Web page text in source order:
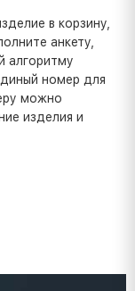
в корзину,
анкету,
алгоритму
номер для
можно
изделия и